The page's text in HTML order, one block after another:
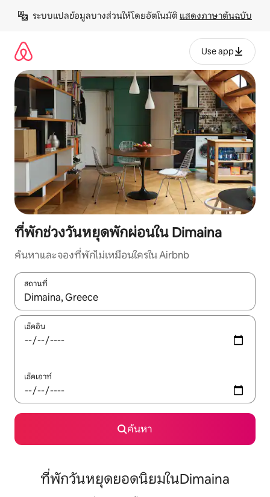
เนื้อหา
ระบบแปลข้อมูลบางส่วนให้โดยอัตโนมัติ แสดงภาษาต้นฉบับ
Use app
ที่พักช่วงวันหยุดพักผ่อนใน Dimaina
ค้นหาและจองที่พักไม่เหมือนใครใน Airbnb
สถานที่
ใช้ลูกศรขึ้นลง หรือใช้การสัมผัสหรือปัด เพื่อสำรวจผลการค้นหา
เช็คอิน
เช็คเอาท์
ค้นหา
ที่พักวันหยุดยอดนิยมในDimaina